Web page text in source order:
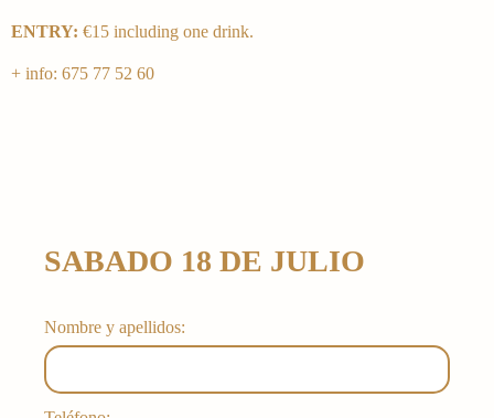
ENTRY: €15 including one drink.
+ info: 675 77 52 60
SABADO 18 DE JULIO
Nombre y apellidos: